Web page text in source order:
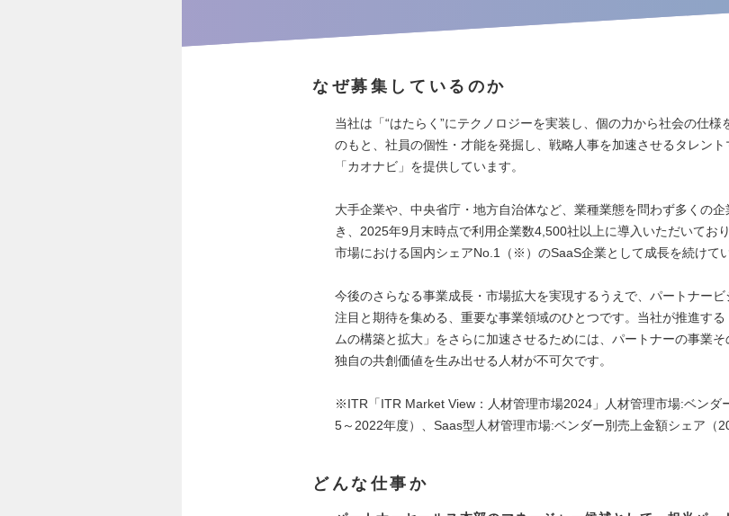
なぜ募集しているのか
当社は「“はたらく”にテクノロジーを実装し、個の力から社会の仕様
のもと、社員の個性・才能を発掘し、戦略人事を加速させるタレン
「カオナビ」を提供しています。
大手企業や、中央省庁・地方自治体など、業種業態を問わず多くの
き、2025年9月末時点で利用企業数4,500社以上に導入いただいてお
市場における国内シェアNo.1（※）のSaaS企業として成長を続けてい
今後のさらなる事業成長・市場拡大を実現するうえで、パートナー
注目と期待を集める、重要な事業領域のひとつです。当社が推進す
ムの構築と拡大」をさらに加速させるためには、パートナーの事業そ
独自の共創価値を生み出せる人材が不可欠です。
※ITR「ITR Market View：人材管理市場2024」人材管理市場:ベンダ
5～2022年度）、Saas型人材管理市場:ベンダー別売上金額シェア（
どんな仕事か